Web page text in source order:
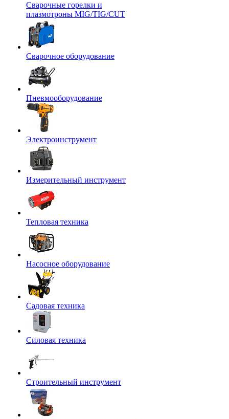
Сварочные горелки и
плазмотроны MIG/TIG/CUT
Сварочное оборудование
Пневмооборудование
Электроинструмент
Измерительный инструмент
Тепловая техника
Насосное оборудование
Садовая техника
Силовая техника
Строительный инструмент